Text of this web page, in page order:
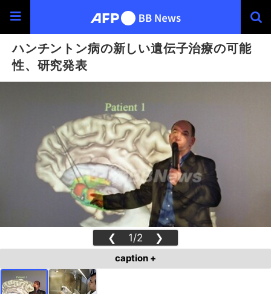
ハンチントン病の新しい遺伝子治療の可能
性、研究発表
❮ 1/2 ❯
caption +